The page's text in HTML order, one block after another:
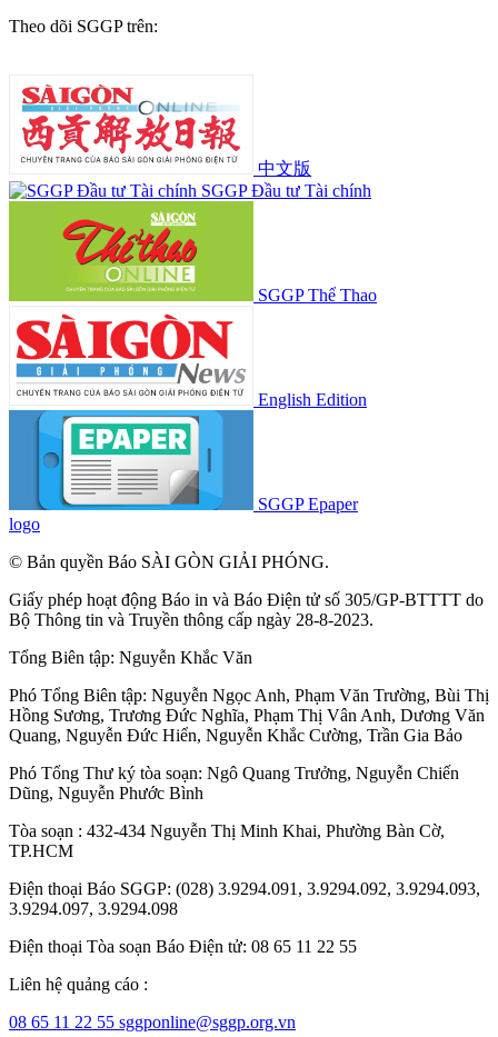
Theo dõi SGGP trên:
中文版
SGGP Đầu tư Tài chính
SGGP Thể Thao
English Edition
SGGP Epaper
logo
© Bản quyền Báo SÀI GÒN GIẢI PHÓNG.
Giấy phép hoạt động Báo in và Báo Điện tử số 305/GP-BTTTT do
Bộ Thông tin và Truyền thông cấp ngày 28-8-2023.
Tổng Biên tập: Nguyễn Khắc Văn
Phó Tổng Biên tập: Nguyễn Ngọc Anh, Phạm Văn Trường, Bùi Thị
Hồng Sương, Trương Đức Nghĩa, Phạm Thị Vân Anh, Dương Văn
Quang, Nguyễn Đức Hiển, Nguyễn Khắc Cường, Trần Gia Bảo
Phó Tổng Thư ký tòa soạn: Ngô Quang Trưởng, Nguyễn Chiến
Dũng, Nguyễn Phước Bình
Tòa soạn : 432-434 Nguyễn Thị Minh Khai, Phường Bàn Cờ,
TP.HCM
Điện thoại Báo SGGP: (028) 3.9294.091, 3.9294.092, 3.9294.093,
3.9294.097, 3.9294.098
Điện thoại Tòa soạn Báo Điện tử: 08 65 11 22 55
Liên hệ quảng cáo :
08 65 11 22 55 sggponline@sggp.org.vn